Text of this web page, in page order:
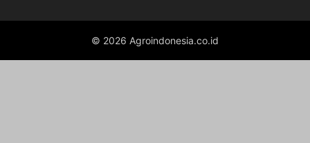
© 2026 Agroindonesia.co.id